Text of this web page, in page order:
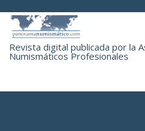
Revista digital publicada por la
Numismáticos Profesionales